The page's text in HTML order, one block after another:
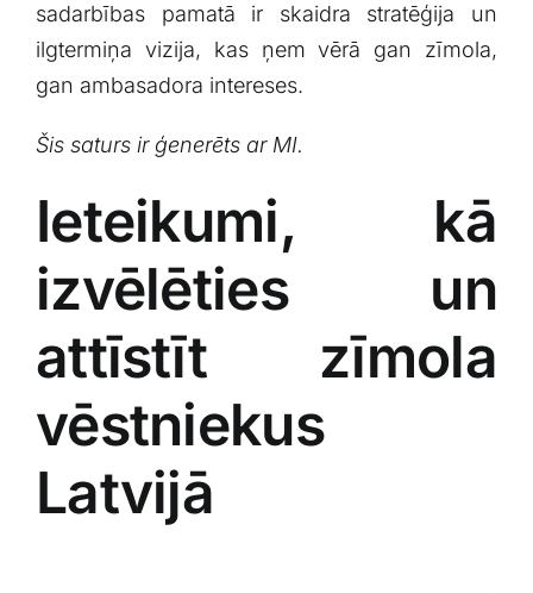
sadarbības⁤ pamatā⁢ ir skaidra stratēģija un
ilgtermiņa​ vizija, kas ņem vērā gan zīmola,
gan ⁢ambasadora⁤ intereses.
Šis saturs ir ģenerēts ar MI.
Ieteikumi, kā
izvēlēties un
attīstīt zīmola
vēstniekus
Latvijā